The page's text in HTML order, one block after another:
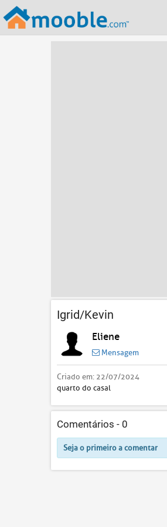
Igrid/Kevin
Eliene
Mensagem
Criado em: 22/07/2024
quarto do casal
Comentários - 0
Seja o primeiro a comentar